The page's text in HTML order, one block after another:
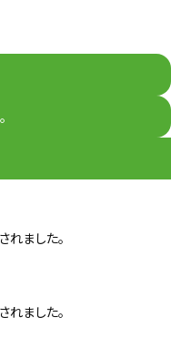
れました。
れました。